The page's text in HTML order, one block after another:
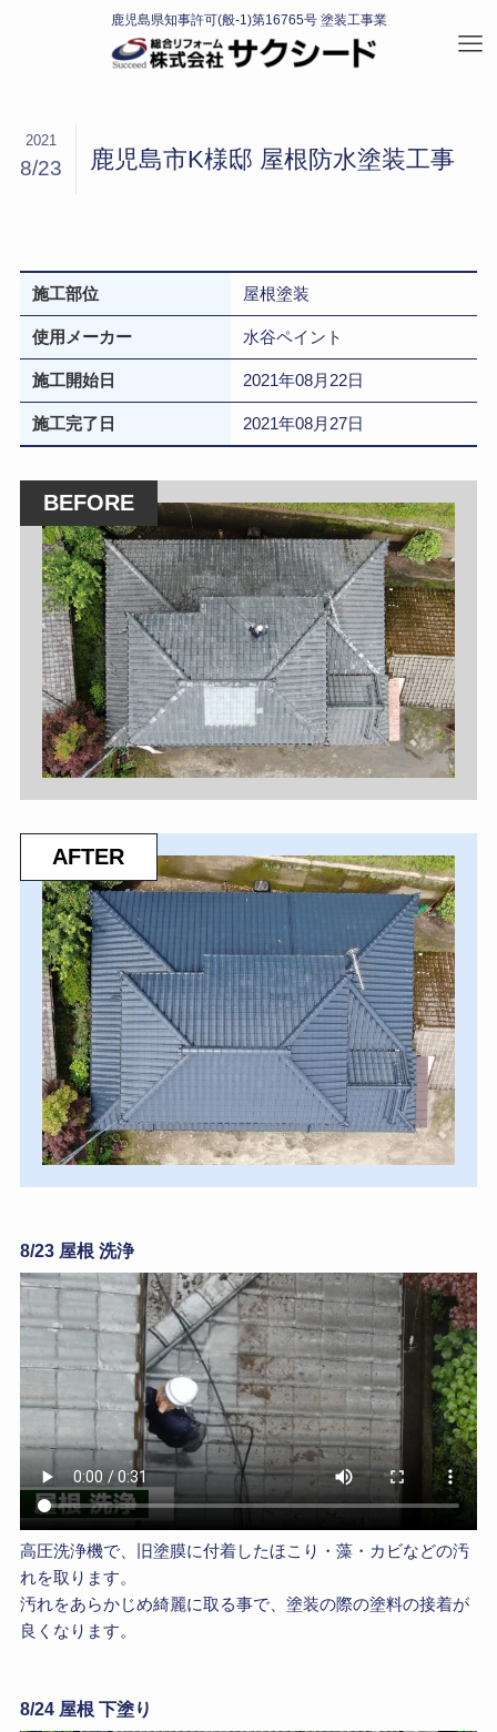
鹿児島市K様邸 屋根防水塗装工事
2021
8/23
施工部位 屋根塗装
使用メーカー 水谷ペイント
施工開始日 2021年08月22日
施工完了日 2021年08月27日
BEFORE
AFTER
8/23 屋根 洗浄
高圧洗浄機で、旧塗膜に付着したほこり・藻・カビなどの汚
れを取ります。
汚れをあらかじめ綺麗に取る事で、塗装の際の塗料の接着が
良くなります。
8/24 屋根 下塗り